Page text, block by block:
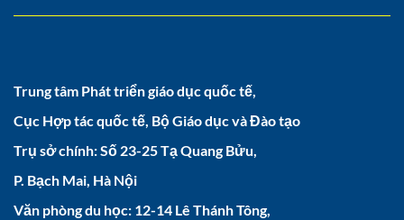
Trung tâm Phát triển giáo dục quốc tế,
Cục Hợp tác quốc tế, Bộ Giáo dục và Đào tạo
Trụ sở chính: Số 23-25 Tạ Quang Bửu,
P. Bạch Mai, Hà Nội
Văn phòng du học: 12-14 Lê Thánh Tông,